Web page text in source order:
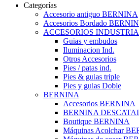
Categorías
Accesorio antiguo BERNINA
Accesorios Bordado
ACCESORIOS INDUSTRIA
Guias y embudos
Iluminacion Ind.
Otros Accesorios
Pies / patas ind.
Pies & guias triple
Pies y guias Doble
BERNINA
Accesorios BERNINA
BERNINA
Boutique BERNINA
Máquinas Acolchar